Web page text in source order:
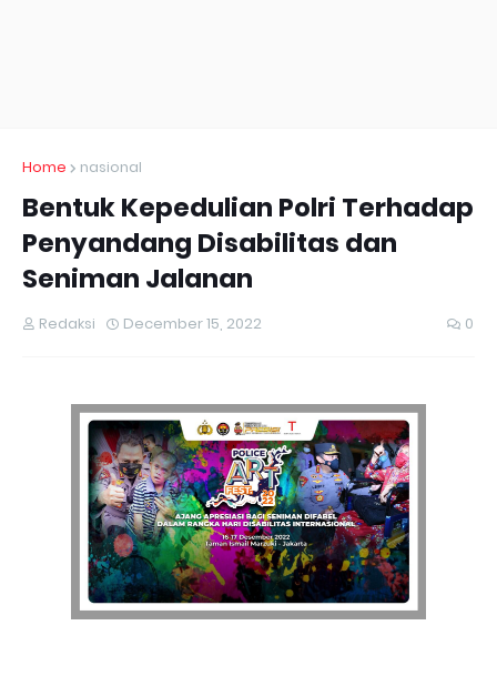
Home nasional
Bentuk Kepedulian Polri Terhadap
Penyandang Disabilitas dan
Seniman Jalanan
Redaksi December 15, 2022 0